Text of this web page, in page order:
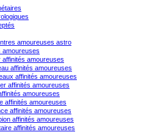
amoureuses astro
amoureuses
affinités amoureuses
affinités amoureuses
affinités amoureuses
affinités amoureuses
amoureuses
affinités amoureuses
affinités amoureuses
affinités amoureuses
affinités amoureuses